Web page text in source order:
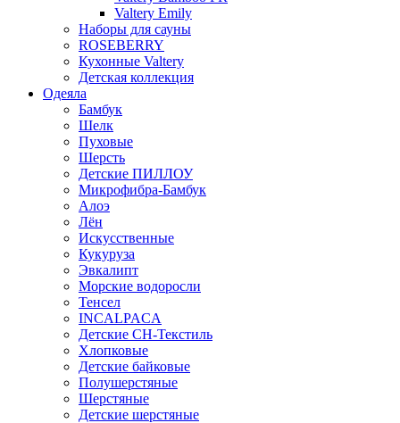
Valtery Emily
Наборы для сауны
ROSEBERRY
Кухонные Valtery
Детская коллекция
Одеяла
Бамбук
Шелк
Пуховые
Шерсть
Детские ПИЛЛОУ
Микрофибра-Бамбук
Алоэ
Лён
Искусственные
Кукуруза
Эвкалипт
Морские водоросли
Тенсел
INCALPACA
Детские СН-Текстиль
Хлопковые
Детские байковые
Полушерстяные
Шерстяные
Детские шерстяные